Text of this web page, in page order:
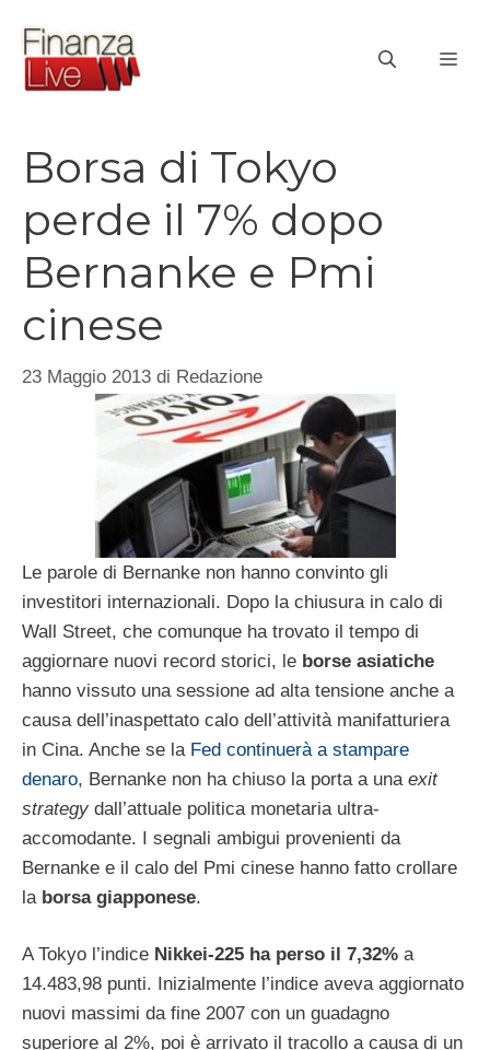
contenuto
Borsa di Tokyo
perde il 7% dopo
Bernanke e Pmi
cinese
23 Maggio 2013 di Redazione
Le parole di Bernanke non hanno convinto gli
investitori internazionali. Dopo la chiusura in calo di
Wall Street, che comunque ha trovato il tempo di
aggiornare nuovi record storici, le borse asiatiche
hanno vissuto una sessione ad alta tensione anche a
causa dell’inaspettato calo dell’attività manifatturiera
in Cina. Anche se la Fed continuerà a stampare
denaro, Bernanke non ha chiuso la porta a una exit
strategy dall’attuale politica monetaria ultra-
accomodante. I segnali ambigui provenienti da
Bernanke e il calo del Pmi cinese hanno fatto crollare
la borsa giapponese.
A Tokyo l’indice Nikkei-225 ha perso il 7,32% a
14.483,98 punti. Inizialmente l’indice aveva aggiornato
nuovi massimi da fine 2007 con un guadagno
superiore al 2%, poi è arrivato il tracollo a causa di un